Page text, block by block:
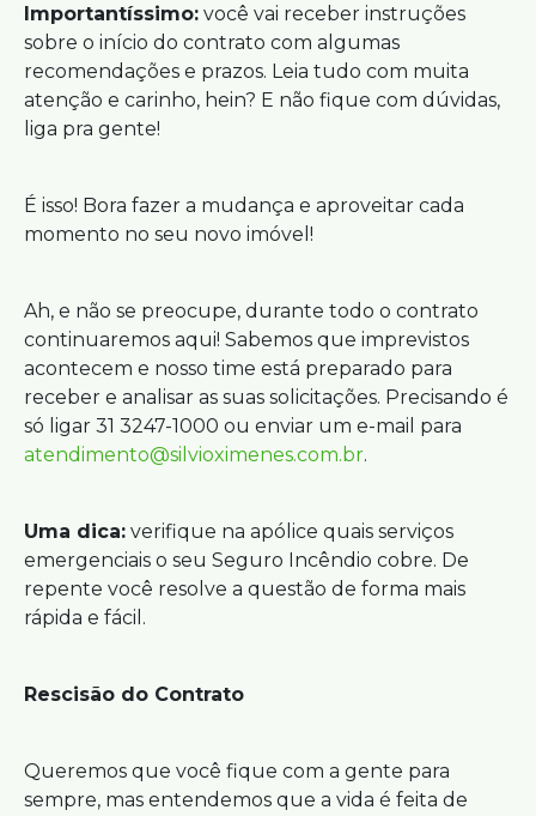
Importantíssimo: você vai receber instruções
sobre o início do contrato com algumas
recomendações e prazos. Leia tudo com muita
atenção e carinho, hein? E não fique com dúvidas,
liga pra gente!
É isso! Bora fazer a mudança e aproveitar cada
momento no seu novo imóvel!
Ah, e não se preocupe, durante todo o contrato
continuaremos aqui! Sabemos que imprevistos
acontecem e nosso time está preparado para
receber e analisar as suas solicitações. Precisando é
só ligar 31 3247-1000 ou enviar um e-mail para
atendimento@silvioximenes.com.br.
Uma dica: verifique na apólice quais serviços
emergenciais o seu Seguro Incêndio cobre. De
repente você resolve a questão de forma mais
rápida e fácil.
Rescisão do Contrato
Queremos que você fique com a gente para
sempre, mas entendemos que a vida é feita de